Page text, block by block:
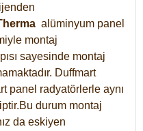
alüminyum panel
montaj
sayesinde montaj
Duffmart
panel radyatörlerle aynı
durum montaj
da eskiyen